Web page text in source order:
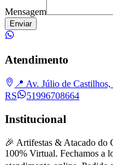
Mensagem
Enviar
Atendimento
📍 Av. Júlio de
RS
51996708664
Institucional
🎉 Artifestas & Atacado do
100% Virtual. Fechamos a